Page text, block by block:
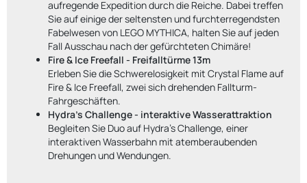
aufregende Expedition durch die Reiche. Dabei treffen
Sie auf einige der seltensten und furchterregendsten
Fabelwesen von LEGO MYTHICA, halten Sie auf jeden
Fall Ausschau nach der gefürchteten Chimäre!
Fire & Ice Freefall - Freifalltürme 13m
Erleben Sie die Schwerelosigkeit mit Crystal Flame auf
Fire & Ice Freefall, zwei sich drehenden Fallturm-
Fahrgeschäften.
Hydra's Challenge - interaktive Wasserattraktion
Begleiten Sie Duo auf Hydra's Challenge, einer
interaktiven Wasserbahn mit atemberaubenden
Drehungen und Wendungen.